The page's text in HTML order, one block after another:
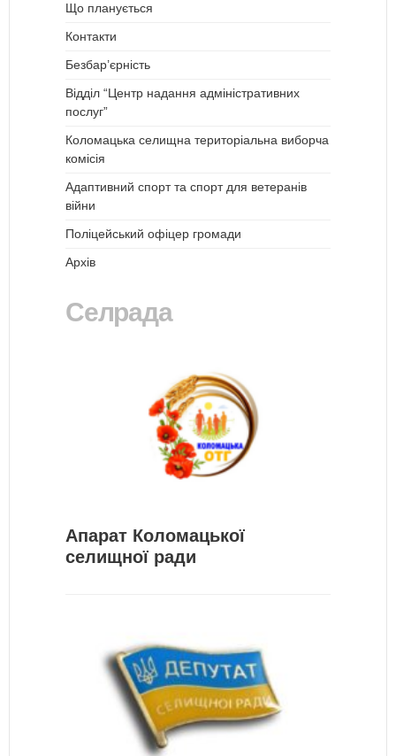
Що планується
Контакти
Безбар’єрність
Відділ “Центр надання адміністративних
послуг”
Коломацька селищна територіальна виборча
комісія
Адаптивний спорт та спорт для ветеранів
війни
Поліцейський офіцер громади
Архів
Селрада
Апарат Коломацької
селищної ради